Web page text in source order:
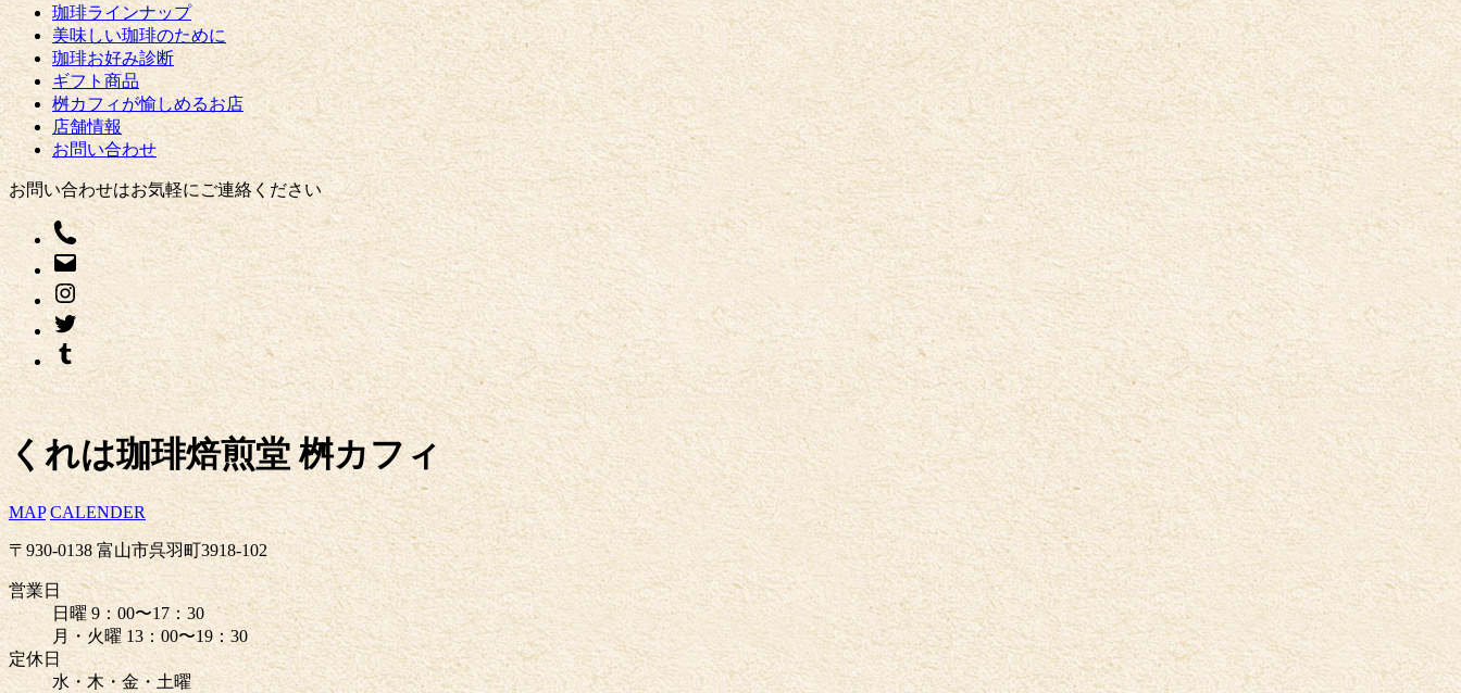
珈琲ラインナップ
美味しい珈琲のために
珈琲お好み診断
ギフト商品
桝カフィが愉しめるお店
店舗情報
お問い合わせ
お問い合わせはお気軽にご連絡ください
くれは珈琲焙煎堂 桝カフィ
MAP CALENDER
〒930-0138 富山市呉羽町3918-102
営業日
日曜 9：00〜17：30
月・火曜 13：00〜19：30
定休日
水・木・金・土曜